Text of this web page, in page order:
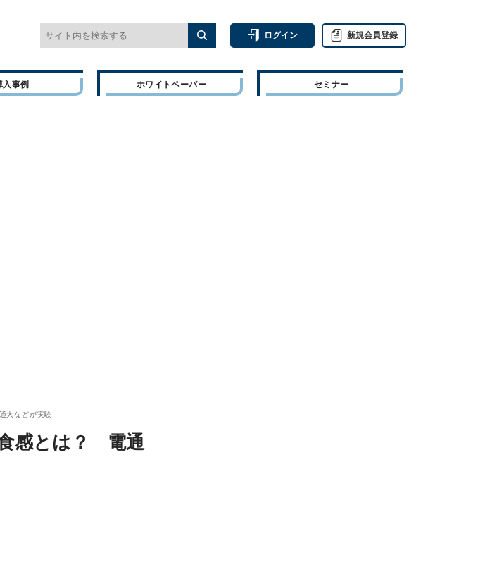
ログイン 新規会員登録
入事例 ホワイトペーパー セミナー
大などが実験
感とは？ 電通